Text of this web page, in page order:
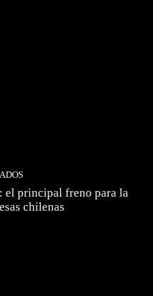
el principal freno para la
chilenas